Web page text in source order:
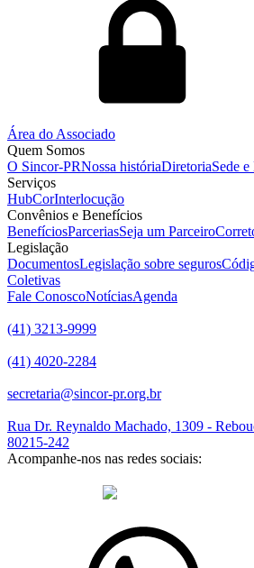
Área do Associado
Quem Somos
O Sincor-PRNossa históriaDiretoriaSede
Serviços
HubCorInterlocução
Convênios e Benefícios
BenefíciosParceriasSeja um Parceiro
Legislação
DocumentosLegislação sobre seguros
Coletivas
Fale ConoscoNotíciasAgenda
(41) 3213-9999
(41) 4020-2284
secretaria@sincor-pr.org.br
Rua Dr. Reynaldo Machado, 1309 -
80215-242
Acompanhe-nos nas redes sociais: